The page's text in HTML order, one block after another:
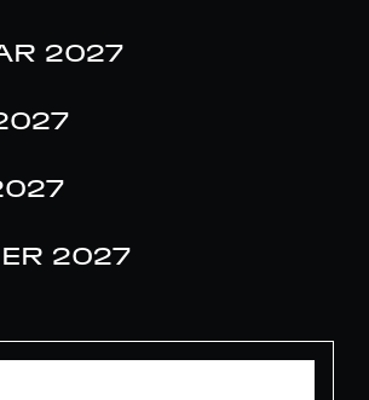
2027
2027